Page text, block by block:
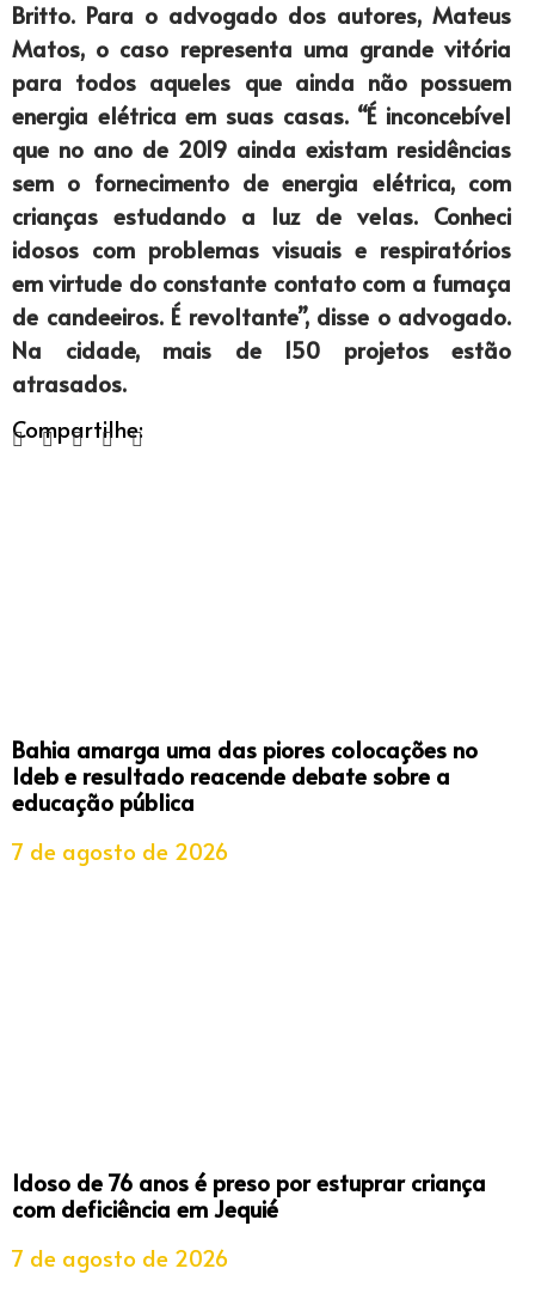
Britto. Para o advogado dos autores, Mateus
Matos, o caso representa uma grande vitória
para todos aqueles que ainda não possuem
energia elétrica em suas casas. “É inconcebível
que no ano de 2019 ainda existam residências
sem o fornecimento de energia elétrica, com
crianças estudando a luz de velas. Conheci
idosos com problemas visuais e respiratórios
em virtude do constante contato com a fumaça
de candeeiros. É revoltante”, disse o advogado.
Na cidade, mais de 150 projetos estão
atrasados.
Compartilhe:
Bahia amarga uma das piores colocações no
Ideb e resultado reacende debate sobre a
educação pública
7 de agosto de 2026
Idoso de 76 anos é preso por estuprar criança
com deficiência em Jequié
7 de agosto de 2026